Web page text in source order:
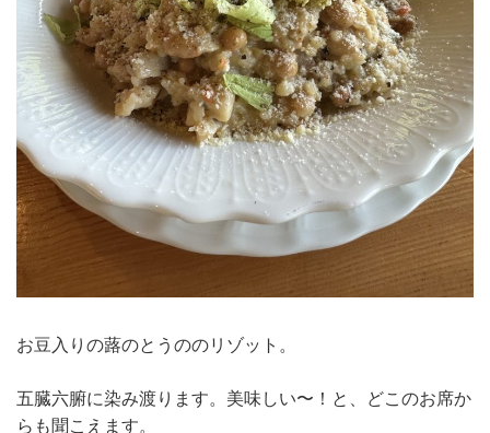
お豆入りの蕗のとうののリゾット。
五臓六腑に染み渡ります。美味しい〜！と、どこのお席か
らも聞こえます。